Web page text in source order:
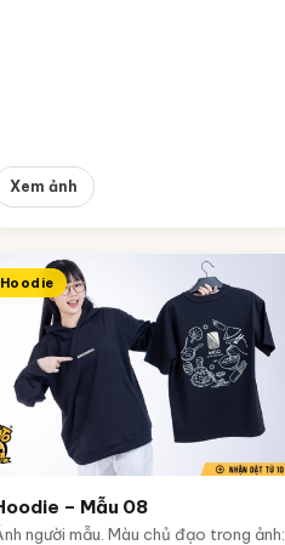
Xem ảnh
Hoodie
– Mẫu 08
người mẫu. Màu chủ đạo trong ảnh: